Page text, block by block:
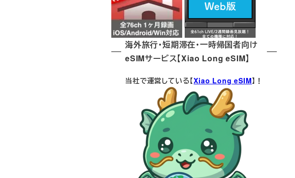
海外旅行・短期滞在・一時帰国者向け
eSIMサービス【Xiao Long eSIM】
当社で運営している【Xiao Long eSIM】！